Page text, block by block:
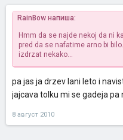
RainBow напиша:
Hmm da se najde nekoj da ni
pred da se nafatime arno bi
izdrzat nekako...
pa jas ja drzev lani leto i
jajcava tolku mi se gadeja pa
8 август 2010